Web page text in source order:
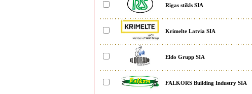
Rīgas stikls SIA
Krimelte Latvia SIA
Eldo Grupp SIA
FALKORS Building Industry SIA